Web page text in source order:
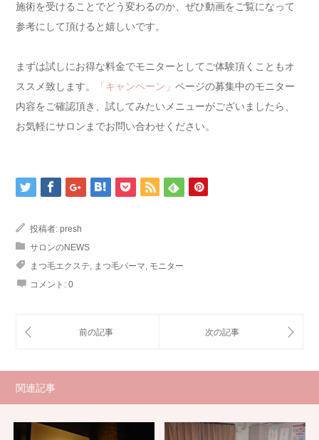
施術を受けることでどう変わるのか、ぜひ動画をご覧になって
参考にして頂けると嬉しいです。
まずは試しにお得な料金でモニターとしてご体験頂くこともオ
ススメ致します。
「キャンペーン」 ページの募集中のモニター
内容をご確認頂き、試してみたいメニューがございましたら、
お気軽にサロンまでお問い合わせください。
投稿者: presh
サロンのNEWS
まつ毛エクステ, まつ毛パーマ, モニター
コメント: 0
関連記事